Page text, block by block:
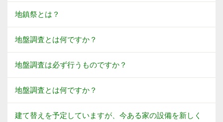
地鎮祭とは？
地盤調査とは何ですか？
地盤調査は必ず行うものですか？
地盤調査とは何ですか？
建て替えを予定していますが、今ある家の設備を新しく